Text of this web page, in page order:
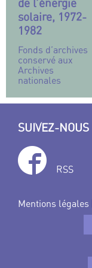
de l’énergie
solaire, 1972-
1982
Fonds d’archives
conservé aux
Archives
nationales
SUIVEZ-NOUS
RSS
Mentions légales